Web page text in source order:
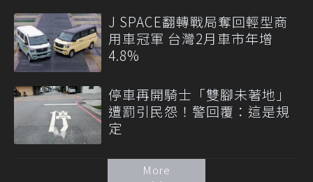
J SPACE翻轉戰局奪回輕型商
用車冠軍 台灣2月車市年增
4.8%
停車再開騎士「雙腳未著地」
遭罰引民怨！警回覆：這是規
定
More